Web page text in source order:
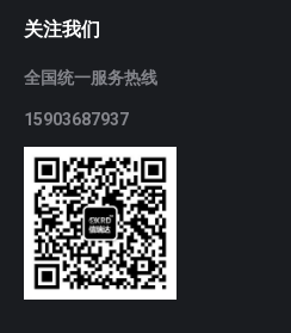
关注我们
全国统一服务热线
15903687937